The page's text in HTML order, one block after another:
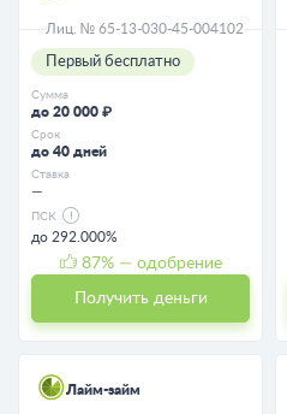
Лиц. № 65-13-030-45-004102
Первый бесплатно
Сумма
до 20 000 ₽
Срок
до 40 дней
Ставка
—
ПСК
до 292.000%
87% — одобрение
Получить деньги
Лайм-займ